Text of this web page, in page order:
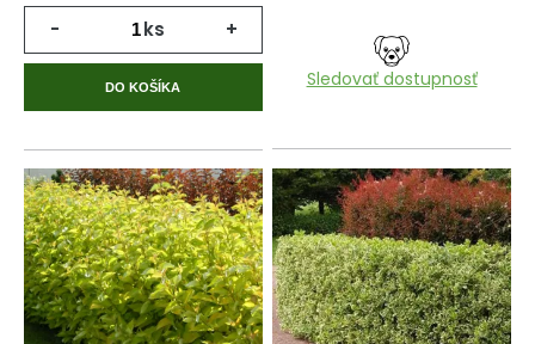
- ks +
DO KOŠÍKA Sledovať dostupnosť